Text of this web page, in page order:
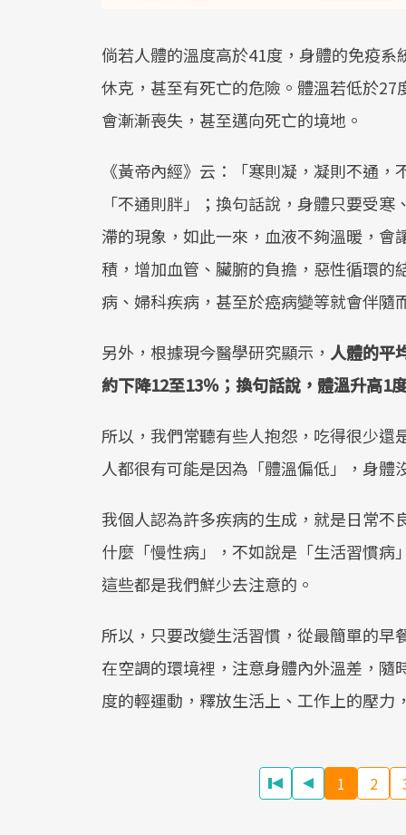
倘若人體的溫度高於41度，身體的免疫
休克，甚至有死亡的危險。體溫若低於
會漸漸喪失，甚至邁向死亡的境地。
《黃帝內經》云：「寒則凝，凝則不通
「不通則胖」；換句話說，身體只要受
滯的現象，如此一來，血液不夠溫暖，
積，增加血管、臟腑的負擔，惡性循環
病、婦科疾病，甚至於癌病變等就會伴隨
另外，根據現今醫學研究顯示， 人體的平
約下降12至13％；換句話說，體溫升高1
所以，我們常聽有些人抱怨，吃得很少
人都很有可能是因為「體溫偏低」，身
我個人認為許多疾病的生成，就是日常
什麼「慢性病」，不如說是「生活習慣
這些都是我們鮮少去注意的。
所以，只要改變生活習慣，從最簡單的
在空調的環境裡，注意身體內外溫差，
度的輕運動，釋放生活上、工作上的壓
1 2